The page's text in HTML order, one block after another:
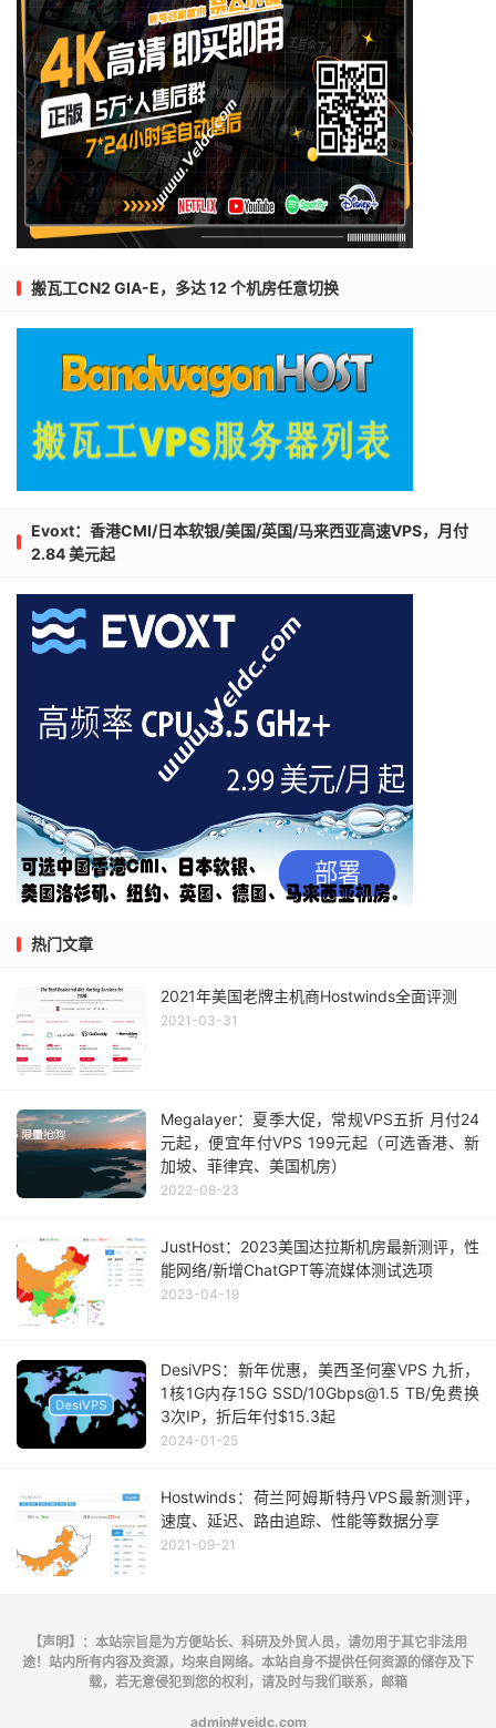
搬瓦工CN2 GIA-E，多达 12 个机房任意切换
Evoxt：香港CMI/日本软银/美国/英国/马来西亚高速VPS，月付
2.84 美元起
热门文章
2021年美国老牌主机商Hostwinds全面评测
2021-03-31
Megalayer：夏季大促，常规VPS五折 月付24
元起，便宜年付VPS 199元起（可选香港、新
加坡、菲律宾、美国机房）
2022-08-23
JustHost：2023美国达拉斯机房最新测评，性
能网络/新增ChatGPT等流媒体测试选项
2023-04-19
DesiVPS：新年优惠，美西圣何塞VPS 九折，
1核1G内存15G SSD/10Gbps@1.5 TB/免费换
3次IP，折后年付$15.3起
2024-01-25
Hostwinds：荷兰阿姆斯特丹VPS最新测评，
速度、延迟、路由追踪、性能等数据分享
2021-09-21
【声明】：本站宗旨是为方便站长、科研及外贸人员，请勿用于其它非法用
途！站内所有内容及资源，均来自网络。本站自身不提供任何资源的储存及下
载，若无意侵犯到您的权利，请及时与我们联系，邮箱
admin#veidc.com